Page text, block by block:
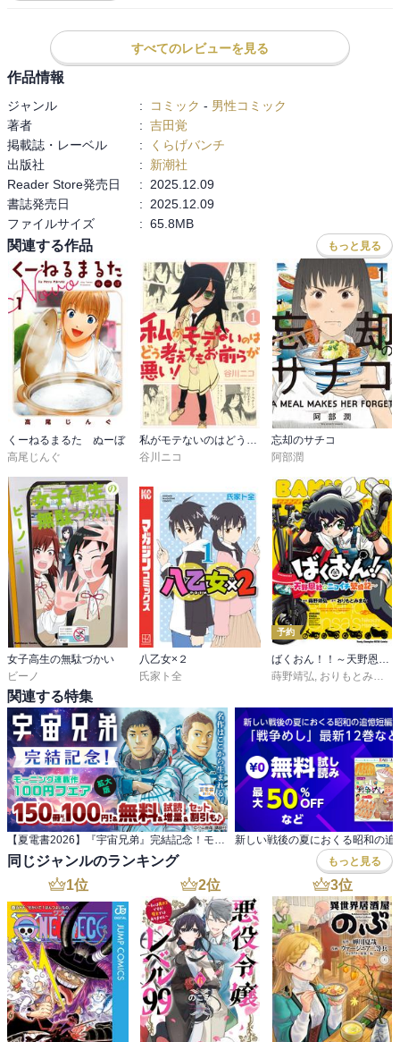
すべてのレビューを見る
作品情報
ジャンル : コミック - 男性コミック
著者
: 吉田覚
掲載誌・レーベル
:
くらげバンチ
出版社
:
新潮社
Reader Store発売日
:
2025.12.09
書誌発売日
:
2025.12.09
ファイルサイズ
: 65.8MB
関連する作品 もっと見る
くーねるまるた ぬーぼ
高尾じんぐ
私がモテないのはどう考えてもお前らが悪い！
谷川ニコ
忘却のサチコ
阿部潤
女子高生の無駄づかい
ビーノ
八乙女×２
氏家ト全
予約
蒔野靖弘 おりもとみまな
関連する特集
同じジャンルのランキング もっと見る
1位 2位 3位